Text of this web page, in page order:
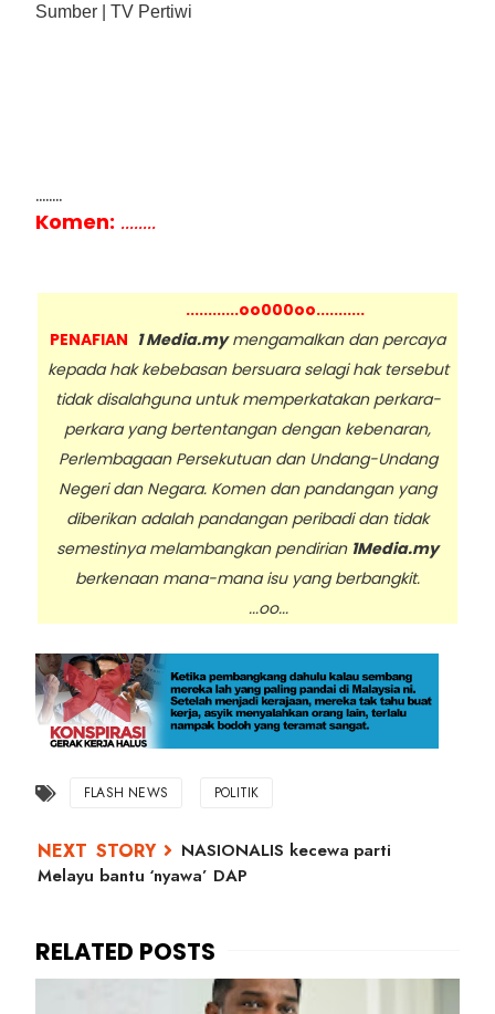
Sumber | TV Pertiwi
........
Komen: ........
............oo000oo...........
PENAFIAN 1 Media.mymengamalkan dan percaya
kepada hak kebebasan bersuara selagi hak tersebut
tidak disalahguna untuk memperkatakan perkara-
perkara yang bertentangan dengan kebenaran,
Perlembagaan Persekutuan dan Undang-Undang
Negeri dan Negara. Komen dan pandangan yang
diberikan adalah pandangan peribadi dan tidak
semestinya melambangkan pendirian 1Media.my
berkenaan mana-mana isu yang berbangkit.
...oo...
FLASH NEWS POLITIK
NASIONALIS kecewa parti
Melayu bantu ‘nyawa’ DAP